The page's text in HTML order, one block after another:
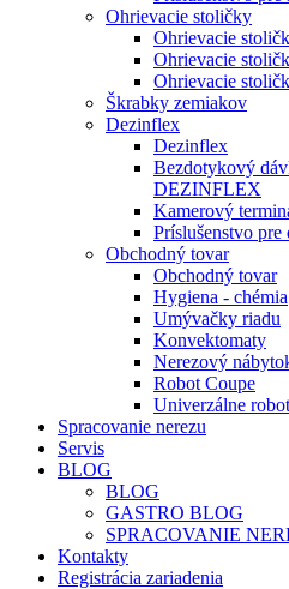
Ohrievacie stoličky
Ohrievacie
Ohrievacie
Ohrievacie
Škrabky zemiakov
Dezinflex
Dezinflex
Bezdotykový
DEZINFLEX
Kamerový
Príslušenstvo
Obchodný tovar
Obchodný tovar
Hygiena - chémia
Umývačky riadu
Konvektomaty
Nerezový
Robot Coupe
Univerzálne
Spracovanie nerezu
Servis
BLOG
BLOG
GASTRO BLOG
SPRACOVANIE
Kontakty
Registrácia zariadenia